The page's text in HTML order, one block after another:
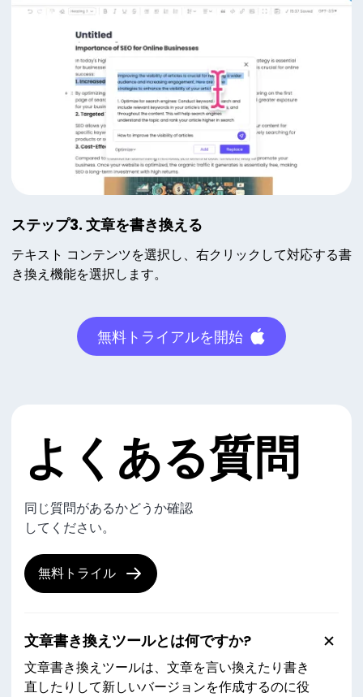
ステップ3. 文章を書き換える
テキスト コンテンツを選択し、右クリックして対応する書
き換え機能を選択します。
無料トライアルを開始
よくある質問
同じ質問があるかどうか確認
してください。
無料トライル
文章書き換えツールとは何ですか?
文章書き換えツールは、文章を言い換えたり書き
直したりして新しいバージョンを作成するのに役